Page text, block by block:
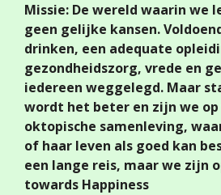
Missie: De wereld waarin we
geen gelijke kansen.
drinken, een adequate
gezondheidszorg, vrede en
iedereen weggelegd. Maar
wordt het beter en zijn we op
oktopische samenleving,
of haar leven als goed kan
een lange reis, maar we zijn
towards Happiness